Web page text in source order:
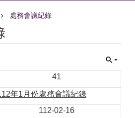
處務會議紀錄
41
年1月份處務會議紀錄
112-02-16